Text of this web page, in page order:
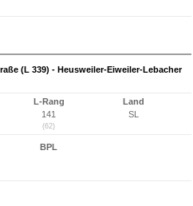
(L 339) - Heusweiler-Eiweiler-Lebacher
L-Rang
141
(62)
Land
SL
BPL